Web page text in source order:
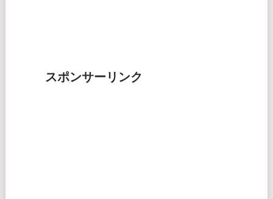
スポンサーリンク